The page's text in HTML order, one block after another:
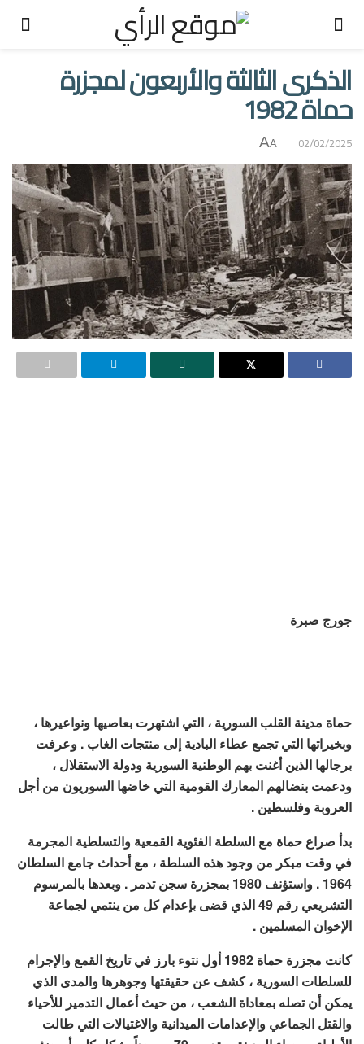
الذكرى الثالثة والأربعون لمجزرة
حماة 1982
02/02/2025
A
A
جورج صبرة
حماة مدينة القلب السورية ، التي اشتهرت بعاصيها ونواعيرها ،
وبخيراتها التي تجمع عطاء البادية إلى منتجات الغاب . وعرفت
برجالها الذين أغنت بهم الوطنية السورية ودولة الاستقلال ،
ودعمت بنضالهم المعارك القومية التي خاضها السوريون من أجل
العروبة وفلسطين .
بدأ صراع حماة مع السلطة الفئوية القمعية والتسلطية المجرمة
في وقت مبكر من وجود هذه السلطة ، مع أحداث جامع السلطان
1964 . واستؤنف 1980 بمجزرة سجن تدمر . وبعدها بالمرسوم
التشريعي رقم 49 الذي قضى بإعدام كل من ينتمي لجماعة
الإخوان المسلمين .
كانت مجزرة حماة 1982 أول نتوء بارز في تاريخ القمع والإجرام
للسلطات السورية ، كشف عن حقيقتها وجوهرها والمدى الذي
يمكن أن تصله بمعاداة الشعب ، من حيث أعمال التدمير للأحياء
والقتل الجماعي والإعدامات الميدانية والاغتيالات التي طالت